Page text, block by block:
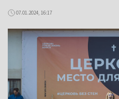
07.01.2024, 16:17